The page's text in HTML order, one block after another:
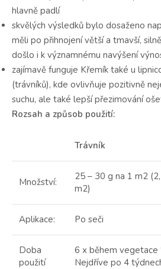
hlavně padlí
skvělých výsledků bylo dosaženo
měli po přihnojení větší a tmavší,
došlo i k významnému navýšení
zajímavě funguje Křemík také u
(trávníků), kde ovlivňuje pozitivně
suchu, ale také lepší přezimování
Rozsah a způsob použití:
Trávník
Množství:
25 – 30 g na 1 m2
m2)
Aplikace: Po seči
Doba
použití
6 x během vegetace
Nejdříve po 4